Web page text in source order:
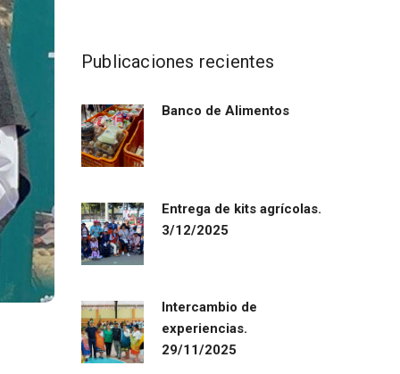
Publicaciones recientes
Banco de Alimentos
Entrega de kits agrícolas.
3/12/2025
Intercambio de
experiencias.
29/11/2025